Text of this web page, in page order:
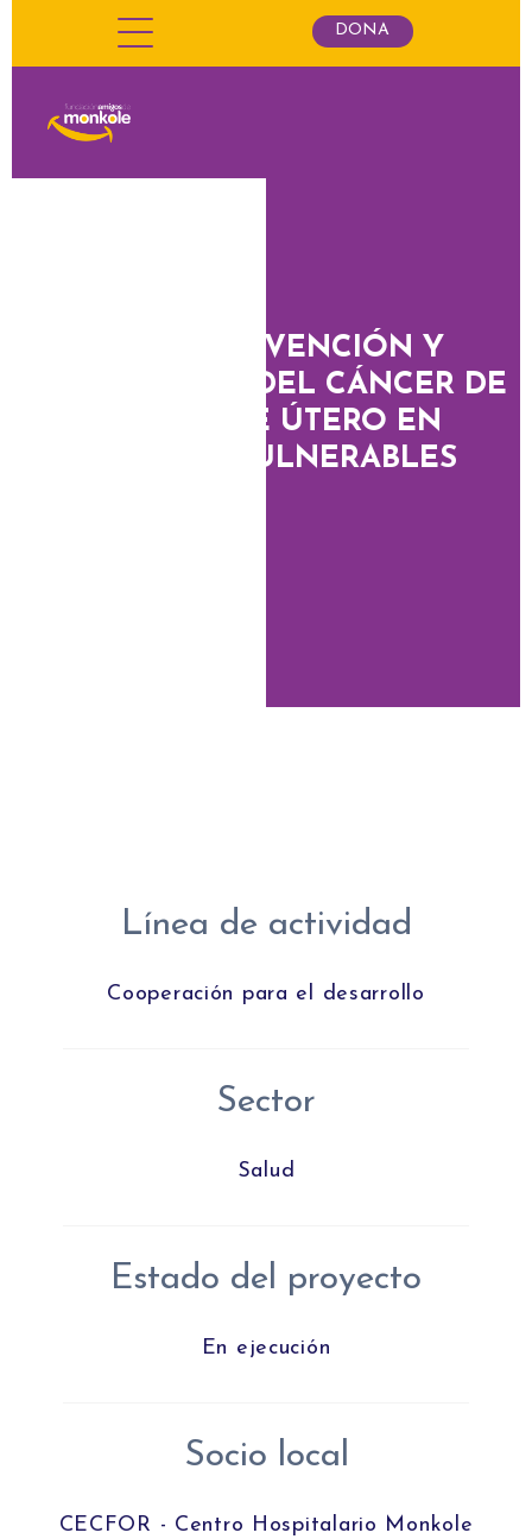
DONA
ELIKIA: PREVENCIÓN Y
TRATAMIENTO DEL CÁNCER DE
CUELLO DE ÚTERO EN
MUJERES VULNERABLES
Línea de actividad
Cooperación para el desarrollo
Sector
Salud
Estado del proyecto
En ejecución
Socio local
CECFOR - Centro Hospitalario Monkole